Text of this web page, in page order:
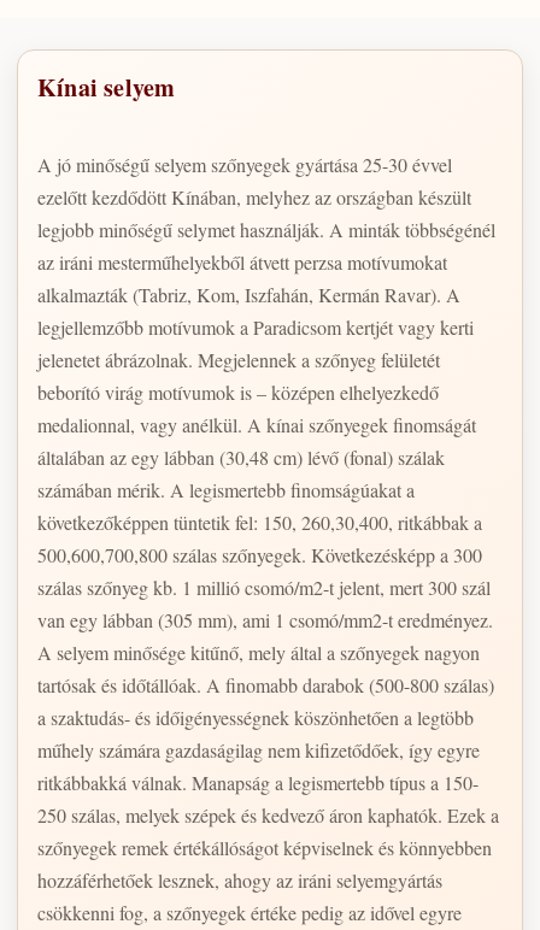
Kínai selyem
A jó minőségű selyem szőnyegek gyártása 25-30 évvel
ezelőtt kezdődött Kínában, melyhez az országban készült
legjobb minőségű selymet használják. A minták többségénél
az iráni mesterműhelyekből átvett perzsa motívumokat
alkalmazták (Tabriz, Kom, Iszfahán, Kermán Ravar). A
legjellemzőbb motívumok a Paradicsom kertjét vagy kerti
jelenetet ábrázolnak. Megjelennek a szőnyeg felületét
beborító virág motívumok is – középen elhelyezkedő
medalionnal, vagy anélkül. A kínai szőnyegek finomságát
általában az egy lábban (30,48 cm) lévő (fonal) szálak
számában mérik. A legismertebb finomságúakat a
következőképpen tüntetik fel: 150, 260,30,400, ritkábbak a
500,600,700,800 szálas szőnyegek. Következésképp a 300
szálas szőnyeg kb. 1 millió csomó/m2-t jelent, mert 300 szál
van egy lábban (305 mm), ami 1 csomó/mm2-t eredményez.
A selyem minősége kitűnő, mely által a szőnyegek nagyon
tartósak és időtállóak. A finomabb darabok (500-800 szálas)
a szaktudás- és időigényességnek köszönhetően a legtöbb
műhely számára gazdaságilag nem kifizetődőek, így egyre
ritkábbakká válnak. Manapság a legismertebb típus a 150-
250 szálas, melyek szépek és kedvező áron kaphatók. Ezek a
szőnyegek remek értékállóságot képviselnek és könnyebben
hozzáférhetőek lesznek, ahogy az iráni selyemgyártás
csökkenni fog, a szőnyegek értéke pedig az idővel egyre